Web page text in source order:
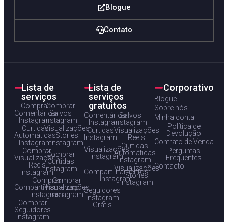
Blogue
Contato
Lista de
serviços
Comprar
Comentários
Instagram
Comprar
Salvos
Instagram
Curtidas
Automáticas
Instagram
Visualizações
Stories
Instagram
Comprar
Visualizações
Reels
Instagram
Comprar
Curtidas
Instagram
Comprar
Compartilhamentos
Instagram
Comprar
Visualizações
Instagram
Comprar
Seguidores
Instagram
Lista de
serviços
gratuitos
Comentários
Instagram
Salvos
Instagram
Curtidas
Instagram
Visualizações
Reels
Visualizações
Instagram
Curtidas
Automáticas
Instagram
Compartilhamentos
Instagram
Visualizações
Stories
Instagram
Seguidores
Instagram
Grátis
Corporativo
Blogue
Sobre nós
Minha conta
Política de
Devolução
Contrato de Venda
Perguntas
Frequentes
Contacto